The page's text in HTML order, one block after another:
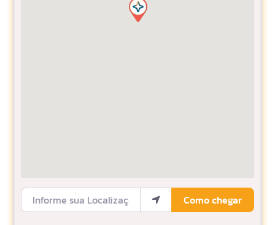
Informe sua Localização
Como chegar